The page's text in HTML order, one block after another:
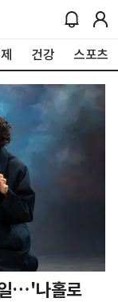
건강 스포츠
…'나홀로